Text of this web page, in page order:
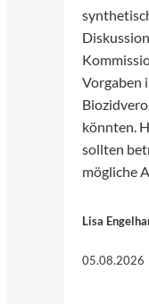
Vorgaben
könnten.
sollten
mögliche
Lisa
05.08.2026